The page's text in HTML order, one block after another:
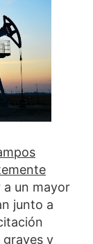
a un mayor
junto a
graves y